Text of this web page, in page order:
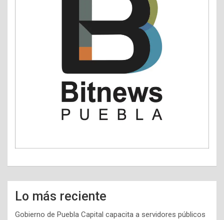
Lo más reciente
Gobierno de Puebla Capital capacita a servidores públicos